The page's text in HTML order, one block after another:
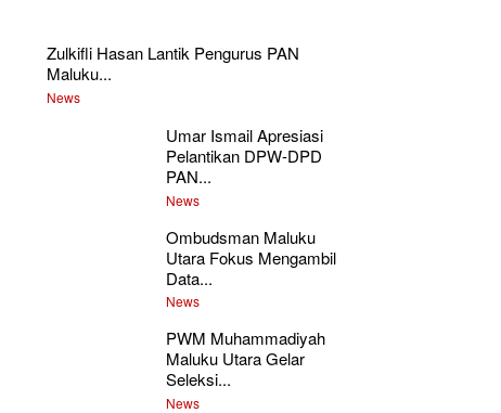
Zulkifli Hasan Lantik Pengurus PAN
Maluku...
News
Umar Ismail Apresiasi
Pelantikan DPW-DPD
PAN...
News
Ombudsman Maluku
Utara Fokus Mengambil
Data...
News
PWM Muhammadiyah
Maluku Utara Gelar
Seleksi...
News